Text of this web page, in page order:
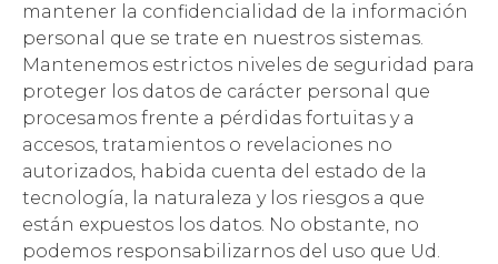
mantener la confidencialidad de la información
personal que se trate en nuestros sistemas.
Mantenemos estrictos niveles de seguridad para
proteger los datos de carácter personal que
procesamos frente a pérdidas fortuitas y a
accesos, tratamientos o revelaciones no
autorizados, habida cuenta del estado de la
tecnología, la naturaleza y los riesgos a que
están expuestos los datos. No obstante, no
podemos responsabilizarnos del uso que Ud.